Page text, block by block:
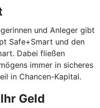
und Anleger gibt
Safe+Smart und den
Dabei fließen
immer in sicheres
in Chancen-Kapital.
Geld